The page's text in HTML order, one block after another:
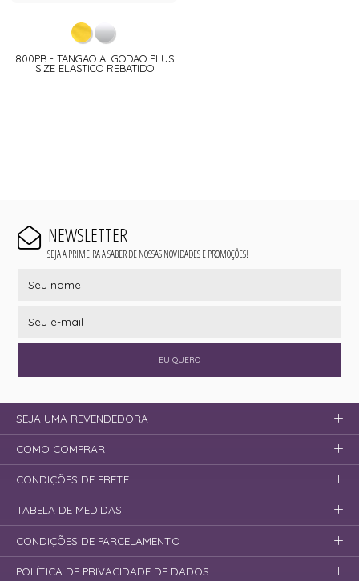
800PB - TANGÃO ALGODÃO PLUS
SIZE ELASTICO REBATIDO
NEWSLETTER
SEJA A PRIMEIRA A SABER DE NOSSAS NOVIDADES E PROMOÇÕES!
EU QUERO
SEJA UMA REVENDEDORA
COMO COMPRAR
CONDIÇÕES DE FRETE
TABELA DE MEDIDAS
CONDIÇÕES DE PARCELAMENTO
POLÍTICA DE PRIVACIDADE DE DADOS